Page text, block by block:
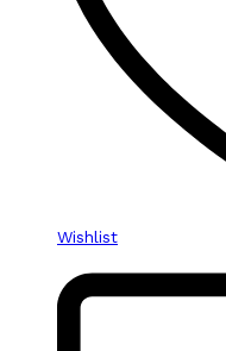
Wishlist